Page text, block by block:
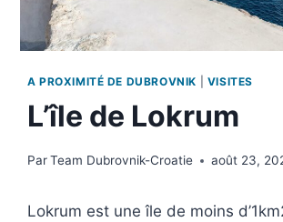
A PROXIMITÉ DE DUBROVNIK VISITES
L’île de Lokrum
Par Team Dubrovnik-Croatie août 23,
Lokrum est une île de moins